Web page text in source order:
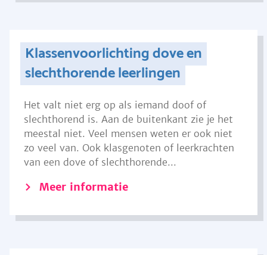
Klassenvoorlichting dove en
slechthorende leerlingen
Het valt niet erg op als iemand doof of
slechthorend is. Aan de buitenkant zie je het
meestal niet. Veel mensen weten er ook niet
zo veel van. Ook klasgenoten of leerkrachten
van een dove of slechthorende...
Meer informatie